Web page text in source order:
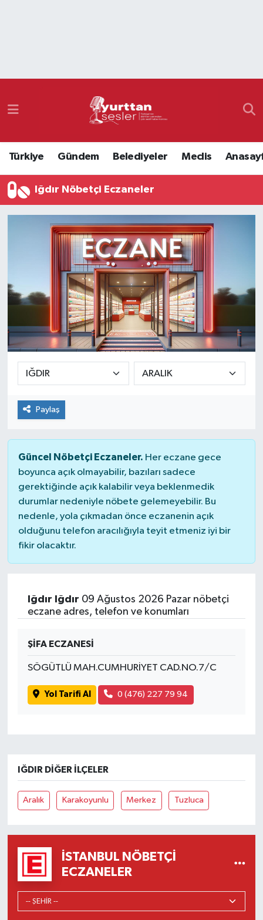
Türkiye Gündem Belediyeler Meclis
Iğdır Nöbetçi Eczaneler
Paylaş
Güncel Nöbetçi Eczaneler. Her eczane gece
boyunca açık olmayabilir, bazıları sadece
gerektiğinde açık kalabilir veya beklenmedik
durumlar nedeniyle nöbete gelemeyebilir. Bu
nedenle, yola çıkmadan önce eczanenin açık
olduğunu telefon aracılığıyla teyit etmeniz iyi bir
fikir olacaktır.
Iğdır Iğdır 09 Ağustos 2026 Pazar nöbetçi
eczane adres, telefon ve konumları
ŞİFA ECZANESİ
SÖGÜTLÜ MAH.CUMHURİYET CAD.NO.7/C
Yol Tarifi Al 0 (476) 227 79 94
IĞDIR DIĞER İLÇELER
Aralık Karakoyunlu Merkez Tuzluca
İSTANBUL NÖBETÇI
ECZANELER
Namaz Vakitleri
Süper Lig Puan Durumu ve Fikstür
Tüm Manşetler
Son Dakika Haberleri
Haber Arşivi